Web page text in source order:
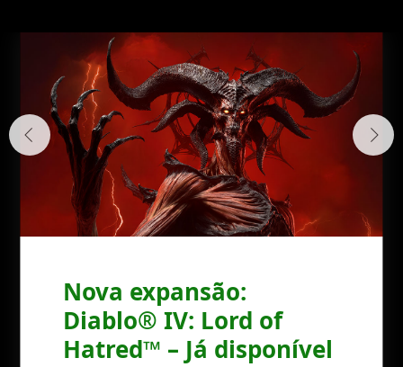
Nova expansão:
Diablo® IV: Lord of
Hatred™ – Já disponível